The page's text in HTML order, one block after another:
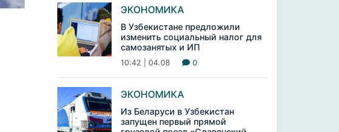
ЭКОНОМИКА
В Узбекистане предложили
изменить социальный налог для
самозанятых и ИП
10:42 | 04.08 0
ЭКОНОМИКА
Из Беларуси в Узбекистан
запущен первый прямой